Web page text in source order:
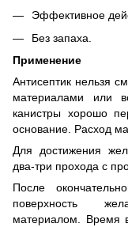
Эффективное
Без запаха.
Применение
Антисептик нельзя
материалами или
канистры хорошо
основание. Расход
Для достижения
два-три прохода с
После
поверхность
материалом. Время